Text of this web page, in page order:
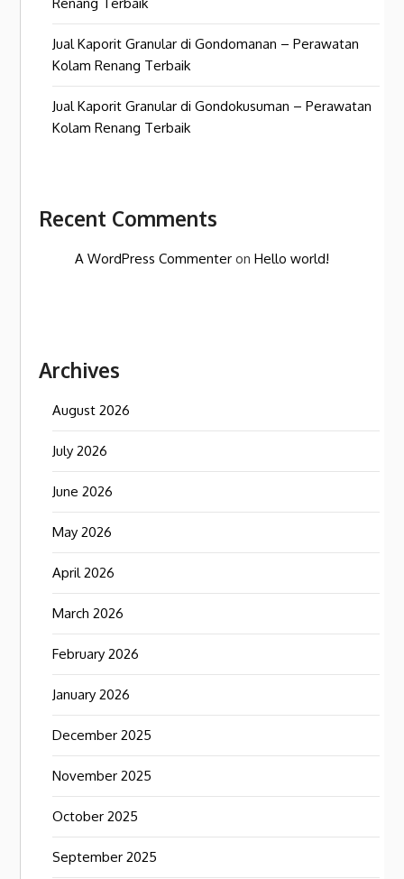
Jual Kaporit Granular di Gondomanan – Perawatan
Kolam Renang Terbaik
Jual Kaporit Granular di Gondokusuman – Perawatan
Kolam Renang Terbaik
Recent Comments
A WordPress Commenter onHello world!
Archives
August 2026
July 2026
June 2026
May 2026
April 2026
March 2026
February 2026
January 2026
December 2025
November 2025
October 2025
September 2025